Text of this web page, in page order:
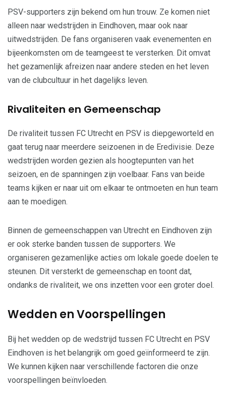
PSV-supporters zijn bekend om hun trouw. Ze komen niet
alleen naar wedstrijden in Eindhoven, maar ook naar
uitwedstrijden. De fans organiseren vaak evenementen en
bijeenkomsten om de teamgeest te versterken. Dit omvat
het gezamenlijk afreizen naar andere steden en het leven
van de clubcultuur in het dagelijks leven.
Rivaliteiten en Gemeenschap
De rivaliteit tussen FC Utrecht en PSV is diepgeworteld en
gaat terug naar meerdere seizoenen in de Eredivisie. Deze
wedstrijden worden gezien als hoogtepunten van het
seizoen, en de spanningen zijn voelbaar. Fans van beide
teams kijken er naar uit om elkaar te ontmoeten en hun team
aan te moedigen.
Binnen de gemeenschappen van Utrecht en Eindhoven zijn
er ook sterke banden tussen de supporters. We
organiseren gezamenlijke acties om lokale goede doelen te
steunen. Dit versterkt de gemeenschap en toont dat,
ondanks de rivaliteit, we ons inzetten voor een groter doel.
Wedden en Voorspellingen
Bij het wedden op de wedstrijd tussen FC Utrecht en PSV
Eindhoven is het belangrijk om goed geïnformeerd te zijn.
We kunnen kijken naar verschillende factoren die onze
voorspellingen beïnvloeden.